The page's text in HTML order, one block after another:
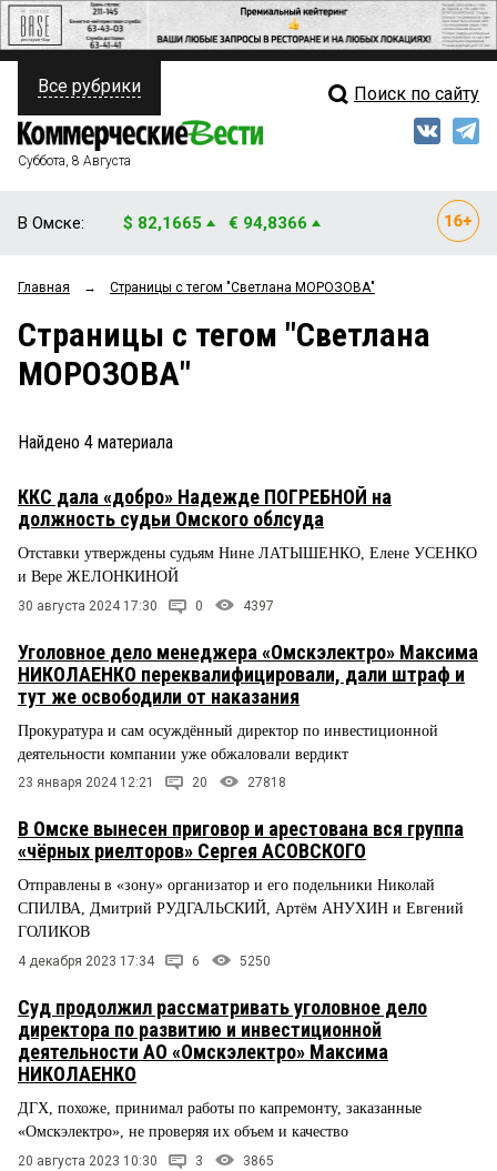
ПОЛИТИКА
ФИНАНСЫ
ОБЩЕСТВО
ЗАКОН
ПРОИСШЕСТВИЯ
СТИЛЬ ЖИЗНИ
Свежий выпуск
Мнения
Рейтинги
Все рубрики Поиск по сайту
Суббота, 8 Августа
В Омске: $ 82,1665 € 94,8366
Главная → Страницы c тегом "Светлана МОРОЗОВА"
Страницы c тегом "Светлана
МОРОЗОВА"
Найдено 4 материала
ККС дала «добро» Надежде ПОГРЕБНОЙ на
должность судьи Омского облсуда
Отставки утверждены судьям Нине ЛАТЫШЕНКО, Елене УСЕНКО
и Вере ЖЕЛОНКИНОЙ
30 августа 2024 17:30 0 4397
Уголовное дело менеджера «Омскэлектро» Максима
НИКОЛАЕНКО переквалифицировали, дали штраф и
тут же освободили от наказания
Прокуратура и сам осуждённый директор по инвестиционной
деятельности компании уже обжаловали вердикт
23 января 2024 12:21 20 27818
В Омске вынесен приговор и арестована вся группа
«чёрных риелторов» Сергея АСОВСКОГО
Отправлены в «зону» организатор и его подельники Николай
СПИЛВА, Дмитрий РУДГАЛЬСКИЙ, Артём АНУХИН и Евгений
ГОЛИКОВ
4 декабря 2023 17:34 6 5250
Суд продолжил рассматривать уголовное дело
директора по развитию и инвестиционной
деятельности АО «Омскэлектро» Максима
НИКОЛАЕНКО
ДГХ, похоже, принимал работы по капремонту, заказанные
«Омскэлектро», не проверяя их объем и качество
20 августа 2023 10:30 3 3865